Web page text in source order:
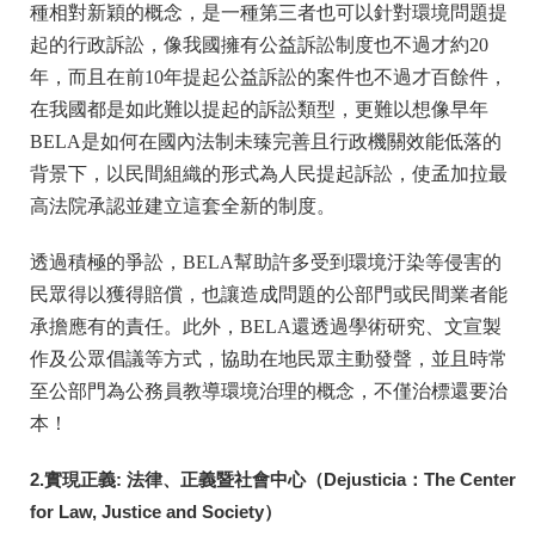
種相對新穎的概念，是一種第三者也可以針對環境問題提
起的行政訴訟，像我國擁有公益訴訟制度也不過才約20
年，而且在前10年提起公益訴訟的案件也不過才百餘件，
在我國都是如此難以提起的訴訟類型，更難以想像早年
BELA是如何在國內法制未臻完善且行政機關效能低落的
背景下，以民間組織的形式為人民提起訴訟，使孟加拉最
高法院承認並建立這套全新的制度。
透過積極的爭訟，BELA幫助許多受到環境汙染等侵害的
民眾得以獲得賠償，也讓造成問題的公部門或民間業者能
承擔應有的責任。此外，BELA還透過學術研究、文宣製
作及公眾倡議等方式，協助在地民眾主動發聲，並且時常
至公部門為公務員教導環境治理的概念，不僅治標還要治
本！
2.實現正義: 法律、正義暨社會中心（Dejusticia： The Center
for Law, Justice and Society）